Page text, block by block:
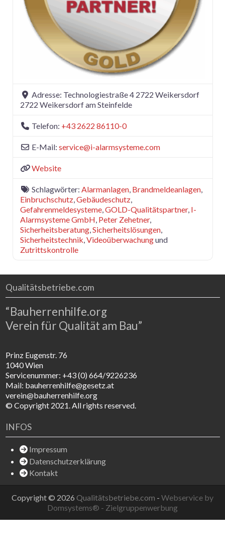
Adresse: Technologiestraße 4 2722 Weikersdorf
2722 Weikersdorf am Steinfelde
Telefon: +43 2622 86110-0
E-Mail: service@i-alarmsysteme.com
Website
Schlagwörter: Alarmanlagen, Brandmeldeanlagen,
Einbruchschutz, Gebäudeschutz,
Gefahrenmeldesysteme, GOLD-Qualitätspartner, I-
Alarmsysteme GmbH Peter Zehetner,
Sicherheitsberatung, Sicherheitslösungen,
Sicherheitstechnik Videoüberwachungund
Zutrittskontrolle
Qualitätsbetriebe.com
“Bauherrenhilfe.org
Verein für Qualität am Bau”
Prinz Eugenstr. 76
1040 Wien
Servicenummer: +43 (0) 664/9226236
Mail: bauherrenhilfe@gesetz.at
verein@bauherrenhilfe.org
© Copyright 2021. All rights reserved.
INFOS
Impressum
Datenschutzerklärung
Kontakt
Copyright © 2026 Qualitätsbetriebe.com - Webservice by
Domsystems® - Zielgruppenwerbung